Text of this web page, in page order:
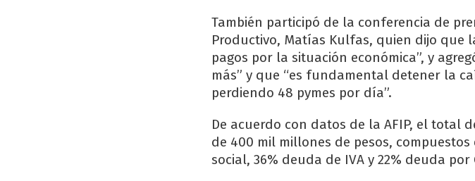
También participó de la conferencia de
Productivo, Matías Kulfas, quien dijo que
pagos por la situación económica”, y
más” y que “es fundamental detener la
perdiendo 48 pymes por día”.
De acuerdo con datos de la AFIP, el total
de 400 mil millones de pesos,
social, 36% deuda de IVA y 22% deuda por